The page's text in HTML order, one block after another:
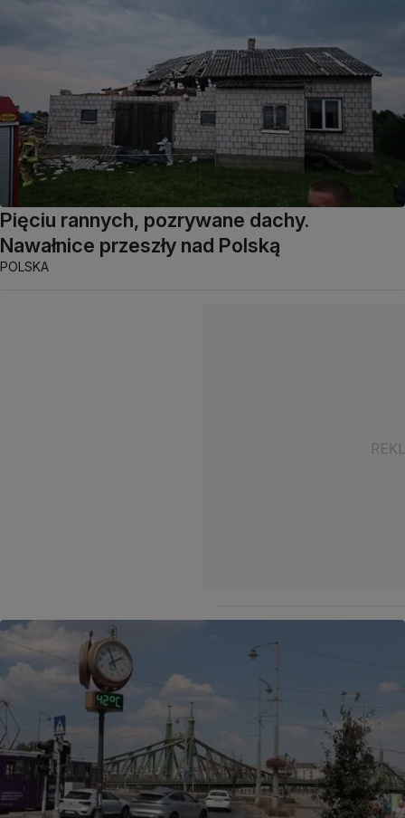
Pięciu rannych, pozrywane dachy.
Nawałnice przeszły nad Polską
POLSKA